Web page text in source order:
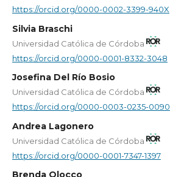
https://orcid.org/0000-0002-3399-940X
Silvia Braschi
Universidad Católica de Córdoba
https://orcid.org/0000-0001-8332-3048
Josefina Del Río Bosio
Universidad Católica de Córdoba
https://orcid.org/0000-0003-0235-0090
Andrea Lagonero
Universidad Católica de Córdoba
https://orcid.org/0000-0001-7347-1397
Brenda Olocco